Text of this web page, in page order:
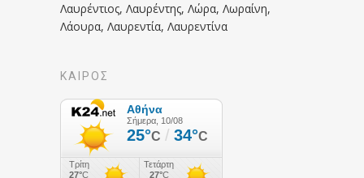
Λαυρέντιος, Λαυρέντης, Λώρα, Λωραίνη,
Λάουρα, Λαυρεντία, Λαυρεντίνα
ΚΑΙΡΟΣ